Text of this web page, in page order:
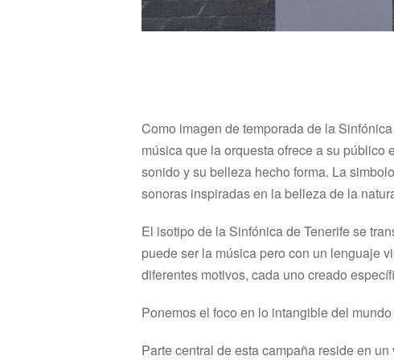
Como imagen de temporada de la
música que la orquesta ofrece a su público
sonido y su belleza hecho forma. La
sonoras inspiradas en la belleza de la
El isotipo de la Sinfónica de Tenerife se
puede ser la música pero con un lenguaje
diferentes motivos, cada uno creado
Ponemos el foco en lo intangible del
Parte central de esta campaña reside en